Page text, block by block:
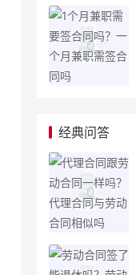
经典问答